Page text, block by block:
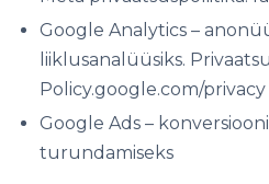
Google Analytics –
liiklusanalüüsiks.
Policy.google.com/privacy
Google Ads –
turundamiseks